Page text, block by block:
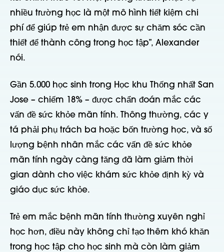
nhiều trường học là một mô hình tiết kiệm chi
phí để giúp trẻ em nhận được sự chăm sóc cần
thiết để thành công trong học tập”, Alexander
nói.
Gần 5.000 học sinh trong Học khu Thống nhất San
Jose – chiếm 18% – được chẩn đoán mắc các
vấn đề sức khỏe mãn tính. Thông thường, các y
tá phải phụ trách ba hoặc bốn trường học, và số
lượng bệnh nhân mắc các vấn đề sức khỏe
mãn tính ngày càng tăng đã làm giảm thời
gian dành cho việc khám sức khỏe định kỳ và
giáo dục sức khỏe.
Trẻ em mắc bệnh mãn tính thường xuyên nghỉ
học hơn, điều này không chỉ tạo thêm khó khăn
trong học tập cho học sinh mà còn làm giảm